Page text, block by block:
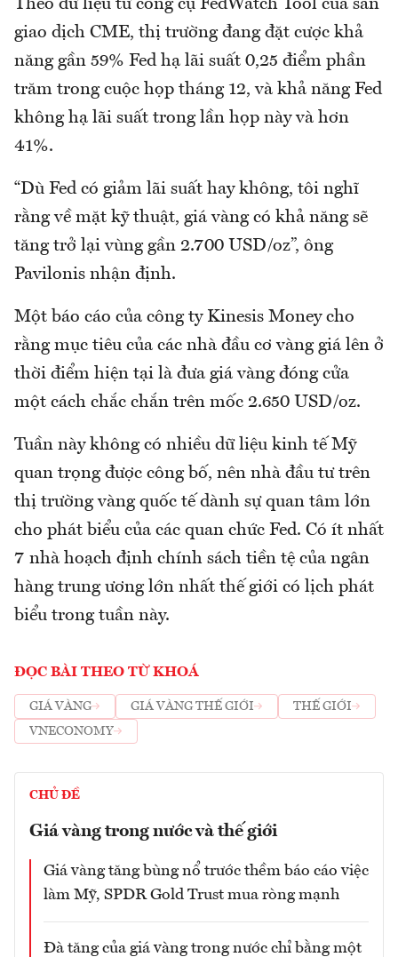
Theo dữ liệu từ công cụ FedWatch Tool của sàn
giao dịch CME, thị trường đang đặt cược khả
năng gần 59% Fed hạ lãi suất 0,25 điểm phần
trăm trong cuộc họp tháng 12, và khả năng Fed
không hạ lãi suất trong lần họp này và hơn
41%.
“Dù Fed có giảm lãi suất hay không, tôi nghĩ
rằng về mặt kỹ thuật, giá vàng có khả năng sẽ
tăng trở lại vùng gần 2.700 USD/oz”, ông
Pavilonis nhận định.
Một báo cáo của công ty Kinesis Money cho
rằng mục tiêu của các nhà đầu cơ vàng giá lên ở
thời điểm hiện tại là đưa giá vàng đóng cửa
một cách chắc chắn trên mốc 2.650 USD/oz.
Tuần này không có nhiều dữ liệu kinh tế Mỹ
quan trọng được công bố, nên nhà đầu tư trên
thị trường vàng quốc tế dành sự quan tâm lớn
cho phát biểu của các quan chức Fed. Có ít nhất
7 nhà hoạch định chính sách tiền tệ của ngân
hàng trung ương lớn nhất thế giới có lịch phát
biểu trong tuần này.
ĐỌC BÀI THEO TỪ KHOÁ
GIÁ VÀNG GIÁ VÀNG THẾ GIỚI
THẾ GIỚI
VNECONOMY
CHỦ ĐỀ
Giá vàng trong nước và thế giới
Giá vàng tăng bùng nổ trước thềm báo cáo việc
làm Mỹ, SPDR Gold Trust mua ròng mạnh
Đà tăng của giá vàng trong nước chỉ bằng một